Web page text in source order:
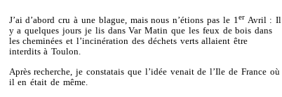
J’ai d’abord cru à une blague, mais nous n’étions pas le 1erAvril : Il
y a quelques jours je lis dans Var Matin que les feux de bois dans
les cheminées et l’incinération des déchets verts allaient être
interdits à Toulon.
Après recherche, je constatais que l’idée venait de l’Ile de France où
il en était de même.